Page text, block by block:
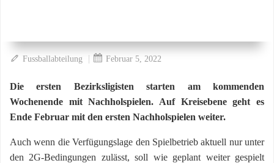
Fussballabteilung | Februar 5, 2022
Die ersten Bezirksligisten starten am kommenden
Wochenende mit Nachholspielen. Auf Kreisebene geht es
Ende Februar mit den ersten Nachholspielen weiter.
Auch wenn die Verfügungslage den Spielbetrieb aktuell nur unter
den 2G-Bedingungen zulässt, soll wie geplant weiter gespielt